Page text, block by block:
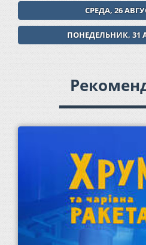
СРЕДА, 26
ПОНЕДЕЛЬНИК, 31